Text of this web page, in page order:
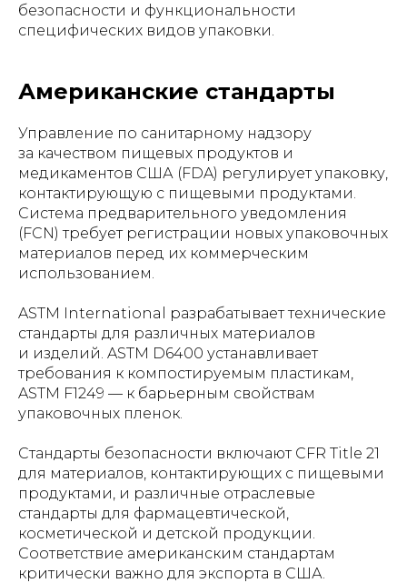
безопасности и функциональности
специфических видов упаковки.
Американские стандарты
Управление по санитарному надзору
за качеством пищевых продуктов и
медикаментов США (FDA) регулирует упаковку,
контактирующую с пищевыми продуктами.
Система предварительного уведомления
(FCN) требует регистрации новых упаковочных
материалов перед их коммерческим
использованием.
ASTM International разрабатывает технические
стандарты для различных материалов
и изделий. ASTM D6400 устанавливает
требования к компостируемым пластикам,
ASTM F1249 — к барьерным свойствам
упаковочных пленок.
Стандарты безопасности включают CFR Title 21
для материалов, контактирующих с пищевыми
продуктами, и различные отраслевые
стандарты для фармацевтической,
косметической и детской продукции.
Соответствие американским стандартам
критически важно для экспорта в США.